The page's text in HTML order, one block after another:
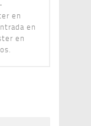
en
en
en